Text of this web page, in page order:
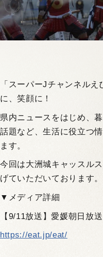
「スーパーJチャンネル
に、笑顔に！
県内ニュースをはじめ、
話題など、生活に役立つ
ます。
今回は大洲城キャッスル
げていただいております。
▼メディア詳細
【9/11放送】愛媛朝日放
https://eat.jp/eat/